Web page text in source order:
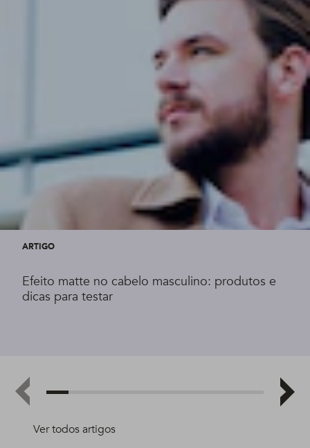
Ver todos artigos
ARTIGO
Efeito matte no cabelo masculino: produtos e
dicas para testar